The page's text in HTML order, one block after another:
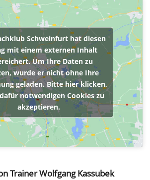
Schweinfurt hat diesen
mit einem externen Inhalt
Um Ihre Daten zu
wurde er nicht ohne Ihre
geladen. Bitte hier klicken,
notwendigen Cookies zu
akzeptieren.
Trainer Wolfgang Kassubek